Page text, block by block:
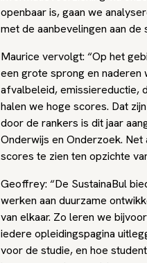
openbaar is, gaan we
met de aanbevelingen aan de
Maurice vervolgt: “Op het
een grote sprong en
afvalbeleid, emissiereductie,
halen we hoge scores. Dat
door de rankers is dit jaar
Onderwijs en Onderzoek. Net
scores te zien ten opzichte
Geoffrey: “De SustainaBul
werken aan duurzame
van elkaar. Zo leren we
iedere opleidingspagina
voor de studie, en hoe